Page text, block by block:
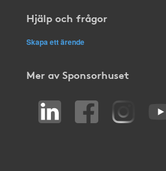
Hjälp och frågor
Skapa ett ärende
Mer av Sponsorhuset